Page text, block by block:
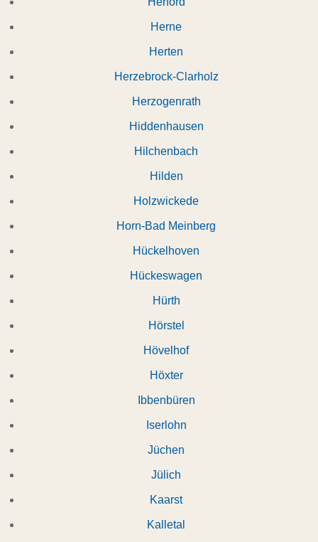
Herne
Herten
Herzebrock-Clarholz
Herzogenrath
Hiddenhausen
Hilchenbach
Hilden
Holzwickede
Horn-Bad Meinberg
Hückelhoven
Hückeswagen
Hürth
Hörstel
Hövelhof
Höxter
Ibbenbüren
Iserlohn
Jüchen
Jülich
Kaarst
Kalletal